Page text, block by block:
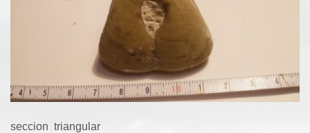
seccion triangular